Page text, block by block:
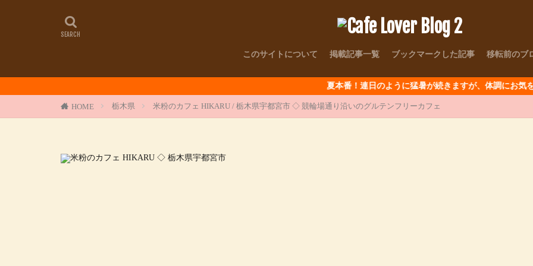
このサイトについて 掲載記事一覧 ブックマークした記事 移転前のブ
夏本番！連日のように猛暑が続きますが、体調にお気をつけて～
HOME 栃木県 米粉のカフェ HIKARU / 栃木県宇都宮市 ◇ 競輪場通り沿いのグルテンフリーカフェ